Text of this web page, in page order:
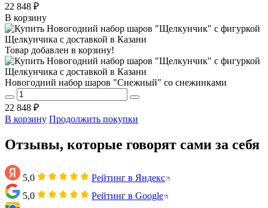
22 848 ₽
В корзину
Товар добавлен в корзину!
Новогодний набор шаров "Снежный" со снежинками
22 848 ₽
В корзину Продолжить покупки
Отзывы, которые говорят сами за себя
5,0
Рейтинг в Яндекс
5,0
Рейтинг в Google